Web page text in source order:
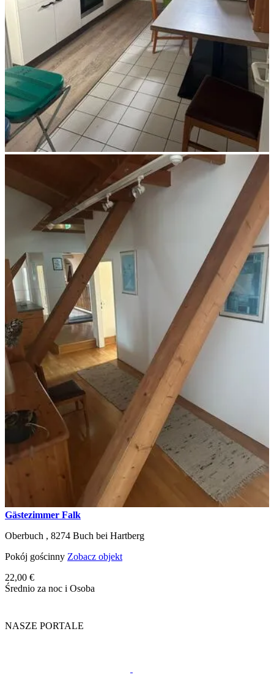
Gästezimmer Falk
Oberbuch , 8274 Buch bei Hartberg
Pokój gościnny Zobacz objekt
22,00 €
Średnio za noc i Osoba
NASZE PORTALE